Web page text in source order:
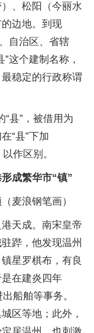
、松阳（今丽水
边地。到现
自治区、省辖
这个建制名称，
稳定的行政称谓
“县”，被借用为
“县”下加
作区别。
成繁华市“镇”
麦浪钢笔画）
天成。南宋皇帝
跸，他发现温州
星罗棋布，有良
在建炎四年
船舶等事务。
区等地；此外，